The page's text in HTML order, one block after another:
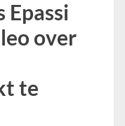
Epassi
over
te